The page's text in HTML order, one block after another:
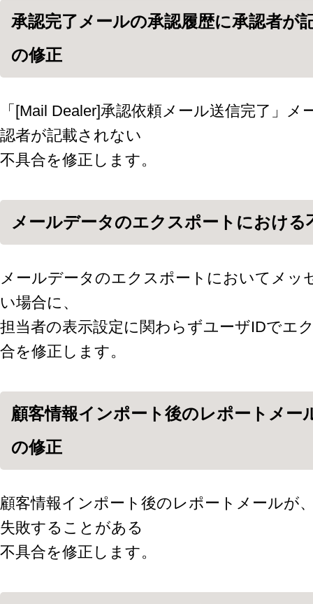
承認完了メールの承認履歴に承認者が
の修正
「[Mail Dealer]承認依頼メール送信完了」
認者が記載されない
不具合を修正します。
メールデータのエクスポートにおける
メールデータのエクスポートにおいてメッ
い場合に、
担当者の表示設定に関わらずユーザIDでエ
合を修正します。
顧客情報インポート後のレポートメー
の修正
顧客情報インポート後のレポートメールが
失敗することがある
不具合を修正します。